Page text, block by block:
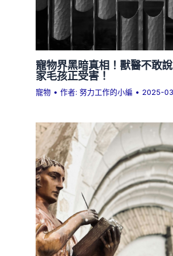
寵物界黑暗真相！獸醫不敢
家毛孩正受害！
寵物 • 作者:努力工作的小編 • 2025-